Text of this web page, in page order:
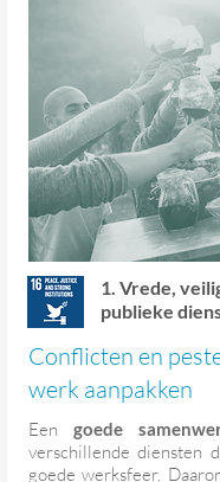
1. Vrede,
publieke
Conflicten en
werk aanpakken
Een goede
verschillende diensten
goede werksfeer.